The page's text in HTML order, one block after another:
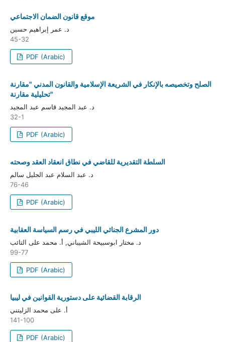
موقع قانون الضمان الاجتماعي
د. عمر إبراهيم حسين
45-32
PDF (Arabic)
الصلح وتخصيصه بالإنكار في الشريعة الإسلامية والقانون المدني "مقارنة
تحليلية مقارنة"
د. عبد المجيد قاسم عبد المجيد
32-1
PDF (Arabic)
السلطة التقديرية للقاضي في نطاق انعقاد العقد وصحته
د. عبد السلام عبد الجليل سالم
76-46
PDF (Arabic)
دور المشرع الجنائي الليبي في رسم السياسة العقابية
د. مختار ابوسبيحة الشيباني, أ. محمد على التائب
99-77
PDF (Arabic)
الرقابة القضائية على دستورية القوانين في ليبيا
أ. على محمد الزليتني
141-100
PDF (Arabic)